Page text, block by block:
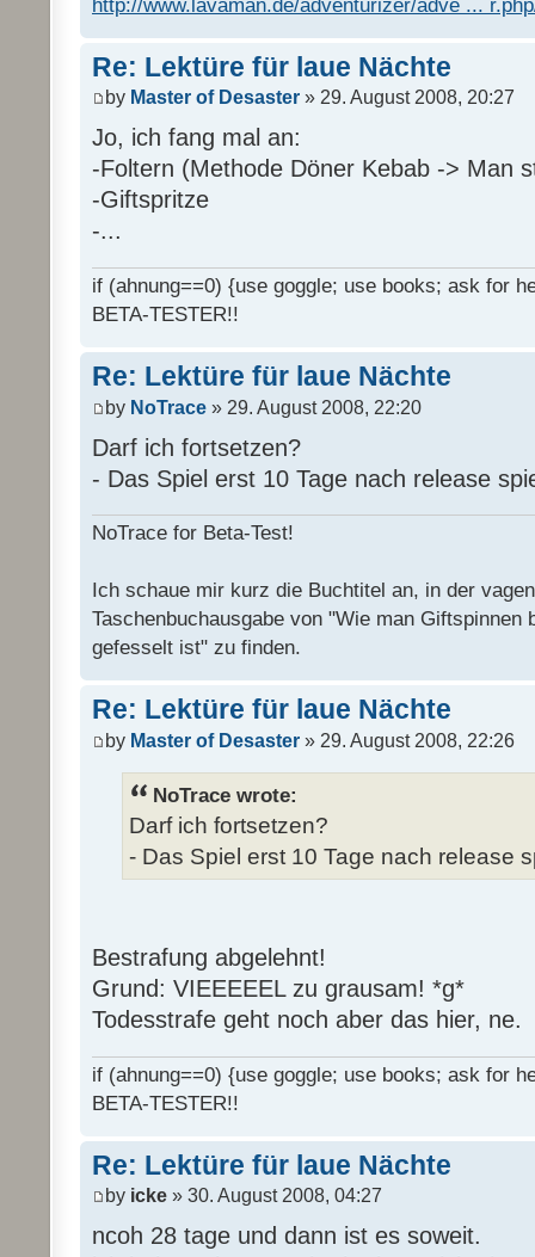
Re: Lektüre für laue Nächte
by Master of Desaster » 29. August 2008, 20:27
Jo, ich fang mal an:
-Foltern (Methode Döner Kebab -> Man
-Giftspritze
-...
if (ahnung==0) {use goggle; use books; ask for
BETA-TESTER!!
Re: Lektüre für laue Nächte
by NoTrace » 29. August 2008, 22:20
Darf ich fortsetzen?
- Das Spiel erst 10 Tage nach release
NoTrace for Beta-Test!
Ich schaue mir kurz die Buchtitel an, in der
Taschenbuchausgabe von "Wie man Giftspinnen
gefesselt ist" zu finden.
Re: Lektüre für laue Nächte
by Master of Desaster » 29. August 2008, 22:26
NoTrace wrote:
Darf ich fortsetzen?
- Das Spiel erst 10 Tage nach release
Bestrafung abgelehnt!
Grund: VIEEEEEL zu grausam! *g*
Todesstrafe geht noch aber das hier, ne.
if (ahnung==0) {use goggle; use books; ask for
BETA-TESTER!!
Re: Lektüre für laue Nächte
by icke » 30. August 2008, 04:27
ncoh 28 tage und dann ist es soweit.